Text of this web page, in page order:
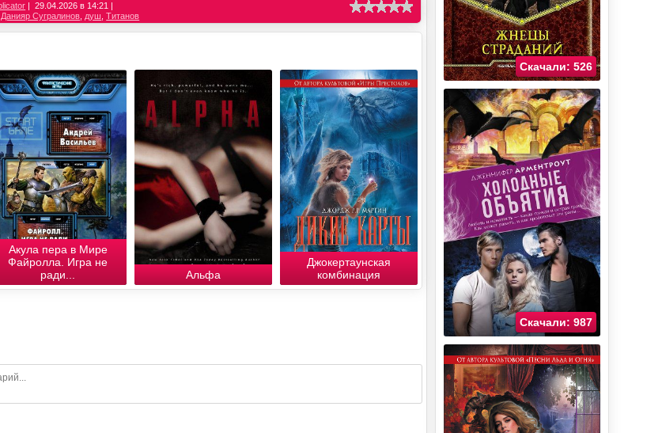
29.04.2026 в 14:21
Данияр Сугралинов душ ,Титанов
Акула пера в Мире
Файролла. Игра не
ради...
Альфа
Джокертаунская
комбинация
Скачали: 526
Скачали: 987